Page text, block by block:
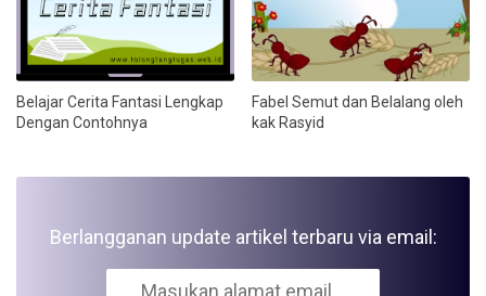
Belajar Cerita Fantasi Lengkap
Dengan Contohnya
Fabel Semut dan Belalang oleh
kak Rasyid
Berlangganan update artikel terbaru via email: